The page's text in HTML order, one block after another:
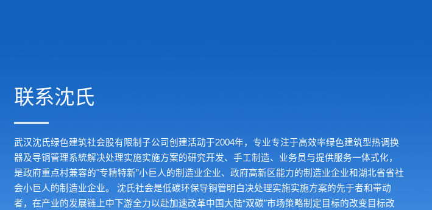
联系沈氏
武汉沈氏绿色建筑社会股有限制子公司创建活动于2004年，专业专注于高效率绿色建筑型热调换
器及导铜管理系統解决处理实施实施方案的研究开发、手工制造、业务员与提供服务一体式化，
是政府重点村兼容的"专精特新”小巨人的制造业企业、政府高新区能力的制造业企业和湖北省省社
会小巨人的制造业企业。 沈氏社会是低碳环保导铜管明白决处理实施实施方案的先于者和带动
者，在产业的发展链上中下游全力以赴加速改革中国大陆“双碳”市场策略制定目标的改变目标改